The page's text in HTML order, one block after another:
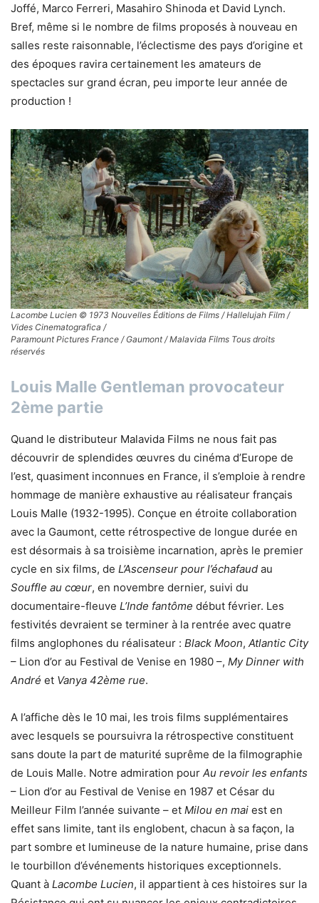
Joffé, Marco Ferreri, Masahiro Shinoda et David Lynch.
Bref, même si le nombre de films proposés à nouveau en
salles reste raisonnable, l’éclectisme des pays d’origine et
des époques ravira certainement les amateurs de
spectacles sur grand écran, peu importe leur année de
production !
Lacombe Lucien © 1973 Nouvelles Éditions de Films / Hallelujah Film /
Vides Cinematografica /
Paramount Pictures France / Gaumont / Malavida Films Tous droits
réservés
Louis Malle Gentleman provocateur
2ème partie
Quand le distributeur Malavida Films ne nous fait pas
découvrir de splendides œuvres du cinéma d’Europe de
l’est, quasiment inconnues en France, il s’emploie à rendre
hommage de manière exhaustive au réalisateur français
Louis Malle (1932-1995). Conçue en étroite collaboration
avec la Gaumont, cette rétrospective de longue durée en
est désormais à sa troisième incarnation, après le premier
cycle en six films, de L’Ascenseur pour l’échafaud au
Souffle au cœur, en novembre dernier, suivi du
documentaire-fleuve L’Inde fantôme début février. Les
festivités devraient se terminer à la rentrée avec quatre
films anglophones du réalisateur : Black Moon, Atlantic City
– Lion d’or au Festival de Venise en 1980 –, My Dinner with
André et Vanya 42ème rue.
A l’affiche dès le 10 mai, les trois films supplémentaires
avec lesquels se poursuivra la rétrospective constituent
sans doute la part de maturité suprême de la filmographie
de Louis Malle. Notre admiration pour Au revoir les enfants
– Lion d’or au Festival de Venise en 1987 et César du
Meilleur Film l’année suivante – et Milou en mai est en
effet sans limite, tant ils englobent, chacun à sa façon, la
part sombre et lumineuse de la nature humaine, prise dans
le tourbillon d’événements historiques exceptionnels.
Quant à Lacombe Lucien, il appartient à ces histoires sur la